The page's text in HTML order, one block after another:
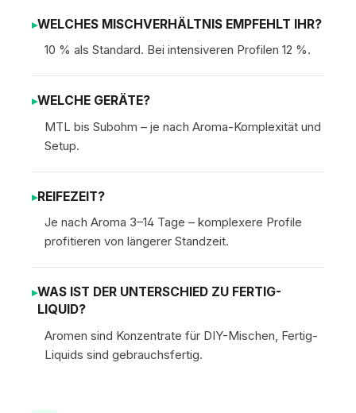
WELCHES MISCHVERHÄLTNIS EMPFEHLT IHR?
10 % als Standard. Bei intensiveren Profilen 12 %.
WELCHE GERÄTE?
MTL bis Subohm – je nach Aroma-Komplexität und
Setup.
REIFEZEIT?
Je nach Aroma 3–14 Tage – komplexere Profile
profitieren von längerer Standzeit.
WAS IST DER UNTERSCHIED ZU FERTIG-
LIQUID?
Aromen sind Konzentrate für DIY-Mischen, Fertig-
Liquids sind gebrauchsfertig.